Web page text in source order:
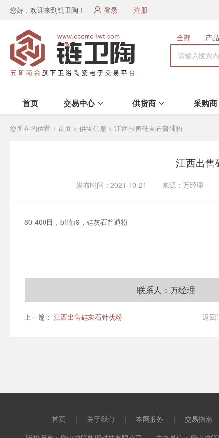
您好，欢迎来到链卫陶！ 登录 注册
全部 产品
首页 交易中心 供货商 采购商
您所在的位置： 首页 > 供采信息 > 江西出售硅灰石普通粉
江西出售
发布时间：2021-10-21 来源：万经理
80-400目，pH值9，硅灰石普通粉
联系人：万经理
上一篇： 江西出售硅灰石针状粉 返回
首页 | 关于我们 | 本网服务 |
交易指南